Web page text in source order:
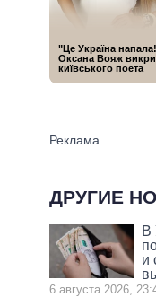
ДРУГИЕ
В
и
6 августа 2026,